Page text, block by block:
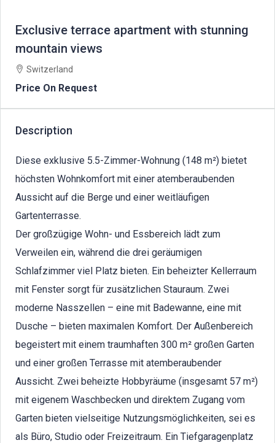
Exclusive terrace apartment with stunning
mountain views
Switzerland
Price On Request
Description
Diese exklusive 5.5-Zimmer-Wohnung (148 m²) bietet
höchsten Wohnkomfort mit einer atemberaubenden
Aussicht auf die Berge und einer weitläufigen
Gartenterrasse.
Der großzügige Wohn- und Essbereich lädt zum
Verweilen ein, während die drei geräumigen
Schlafzimmer viel Platz bieten. Ein beheizter Kellerraum
mit Fenster sorgt für zusätzlichen Stauraum. Zwei
moderne Nasszellen – eine mit Badewanne, eine mit
Dusche – bieten maximalen Komfort. Der Außenbereich
begeistert mit einem traumhaften 300 m² großen Garten
und einer großen Terrasse mit atemberaubender
Aussicht. Zwei beheizte Hobbyräume (insgesamt 57 m²)
mit eigenem Waschbecken und direktem Zugang vom
Garten bieten vielseitige Nutzungsmöglichkeiten, sei es
als Büro, Studio oder Freizeitraum. Ein Tiefgaragenplatz